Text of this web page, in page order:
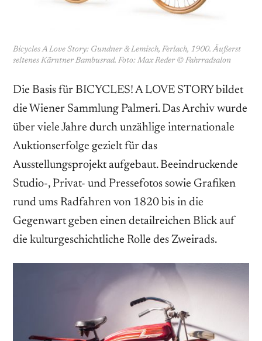
Bicycles A Love Story: Gundner & Lemisch, Ferlach, 1900. Äußerst
seltenes Kärntner Bambusrad. Foto: Max Reder © Fahrradsalon
Die Basis für BICYCLES! A LOVE STORY bildet
die Wiener Sammlung Palmeri. Das Archiv wurde
über viele Jahre durch unzählige internationale
Auktionserfolge gezielt für das
Ausstellungsprojekt aufgebaut. Beeindruckende
Studio-, Privat- und Pressefotos sowie Grafiken
rund ums Radfahren von 1820 bis in die
Gegenwart geben einen detailreichen Blick auf
die kulturgeschichtliche Rolle des Zweirads.